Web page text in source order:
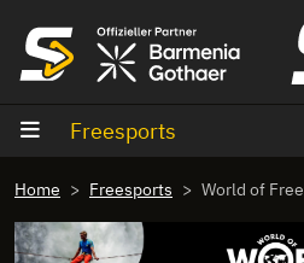
Freesports
Home Freesports World of